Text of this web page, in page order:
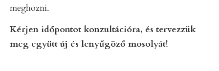
meghozni.
Kérjen időpontot konzultációra, és tervezzük
meg együtt új és lenyűgöző mosolyát!